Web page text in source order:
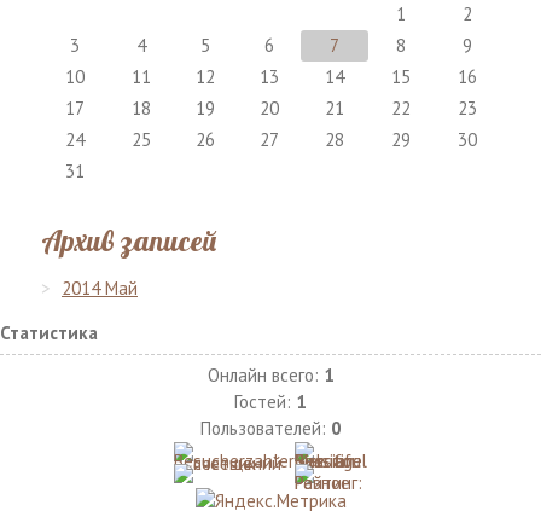
1
2
3
4 5 6 7 8
9
10
11 12 13 14 15
16
17
18 19 20 21 22
23
24
25 26 27 28 29
30
31
Архив записей
2014 Май
Статистика
Онлайн всего: 1
Гостей: 1
Пользователей: 0